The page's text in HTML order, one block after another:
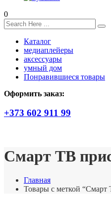
0
Каталог
медиаплейеры
аксессуары
умный дом
Понравившиеся товары
Оформить заказ:
+373 602 911 99
Смарт ТВ
Главная
Товары с меткой “Смарт